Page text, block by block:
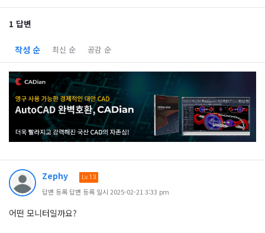
1 답변
작성 순 최신 순 공감 순
Zephy Lv.13
답변 등록 답변 등록 일시 2025-02-21 3:33 pm
어떤 모니터일까요?